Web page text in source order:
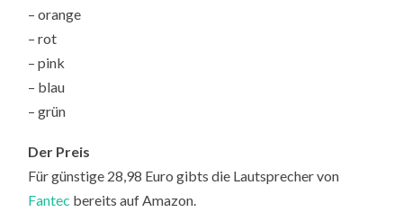
– orange
– rot
– pink
– blau
– grün
Der Preis
Für günstige 28,98 Euro gibts die Lautsprecher von
Fantec bereits auf Amazon.